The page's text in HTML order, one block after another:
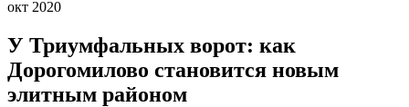
окт 2020
У Триумфальных ворот: как
Дорогомилово становится новым
элитным районом